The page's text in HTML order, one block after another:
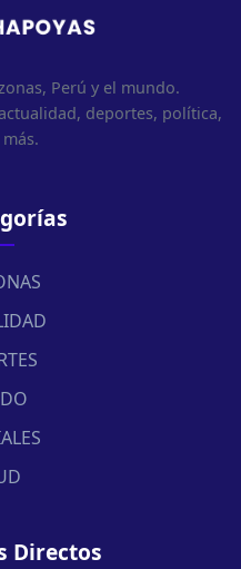
Perú y el mundo.
deportes, política,
Directos